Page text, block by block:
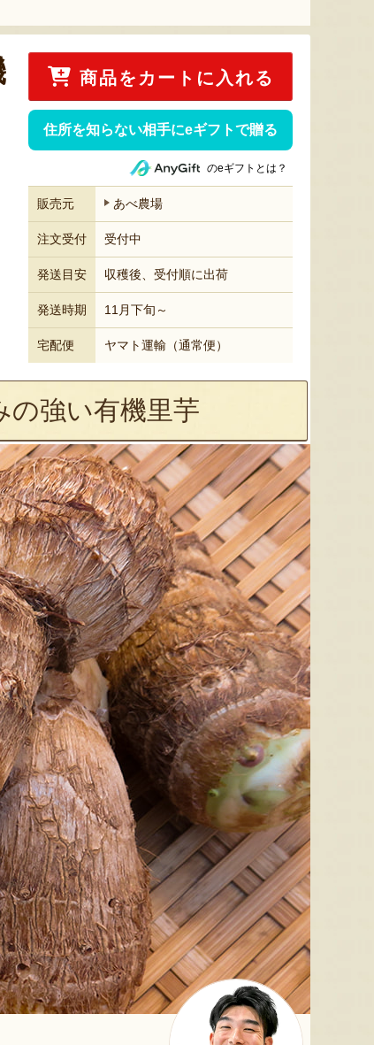
商品をカートに入れる
住所を知らない相手にeギフトで贈る
のeギフトとは？
販売元 あべ農場
注文受付 受付中
発送目安 収穫後、受付順に出荷
発送時期 11月下旬～
宅配便 ヤマト運輸（通常便）
の強い有機里芋